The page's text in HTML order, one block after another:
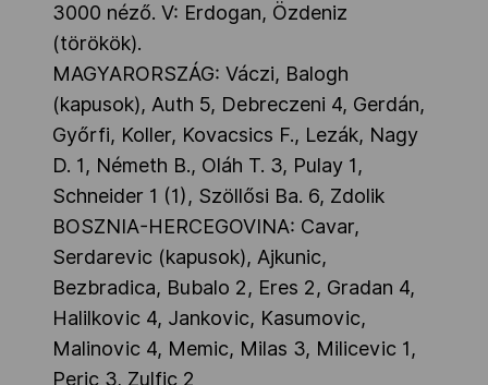
3000 néző. V: Erdogan, Özdeniz
(törökök).
MAGYARORSZÁG: Váczi, Balogh
(kapusok), Auth 5, Debreczeni 4, Gerdán,
Győrfi, Koller, Kovacsics F., Lezák, Nagy
D. 1, Németh B., Oláh T. 3, Pulay 1,
Schneider 1 (1), Szöllősi Ba. 6, Zdolik
BOSZNIA-HERCEGOVINA: Cavar,
Serdarevic (kapusok), Ajkunic,
Bezbradica, Bubalo 2, Eres 2, Gradan 4,
Halilkovic 4, Jankovic, Kasumovic,
Malinovic 4, Memic, Milas 3, Milicevic 1,
Peric 3, Zulfic 2